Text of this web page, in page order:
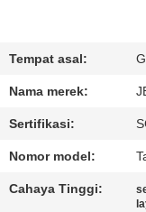
HUBUNGI
KAMI
Tempat asal:
Nama merek:
Sertifikasi:
Nomor model:
Cahaya Tinggi: